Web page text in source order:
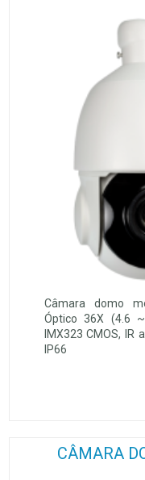
Câmara domo
Óptico 36X (4.6
IMX323 CMOS,
IP66
CÂMARA